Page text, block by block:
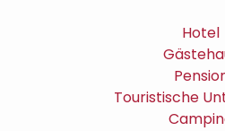
Hotel
Touristische